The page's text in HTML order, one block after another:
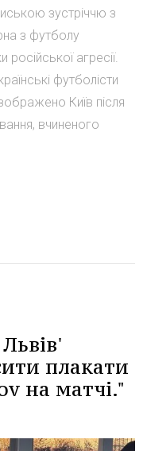
зустріччю з
з футболу
агресії.
футболісти
Київ після
вчиненого
плакати
на матчі."